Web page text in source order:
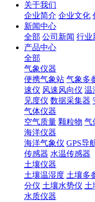
关于我们
企业简介 企业文化
新闻中心
全部 公司新闻 行业
产品中心
全部
气象仪器
便携气象站 气象多
速仪 风速风向仪 温
见度仪 数据采集器
气体仪器
空气质量 颗粒物 气
海洋仪器
海洋气象仪 GPS导
传感器 水温传感器
土壤仪器
土壤温湿度 土壤多
分仪 土壤水势仪 土
水质仪器